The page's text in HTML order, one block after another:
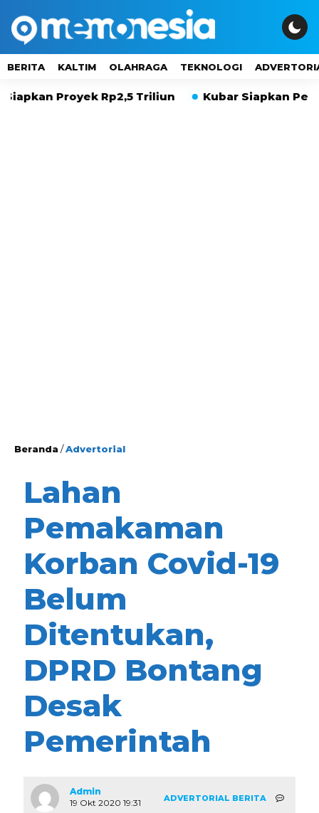
BERITA KALTIM OLAHRAGA TEKNOLOGI
Proyek Rp2,5 Triliun Kubar Siapkan Peta
Beranda /Advertorial
Lahan
Pemakaman
Korban Covid-19
Belum
Ditentukan,
DPRD Bontang
Desak
Pemerintah
Admin
19 Okt 2020 19:31
ADVERTORIAL BERITA